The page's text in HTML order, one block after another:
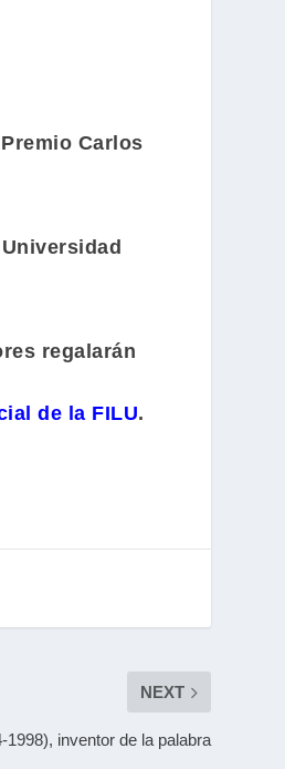
Premio Carlos
regalarán
de la FILU.
NEXT
inventor de la palabra